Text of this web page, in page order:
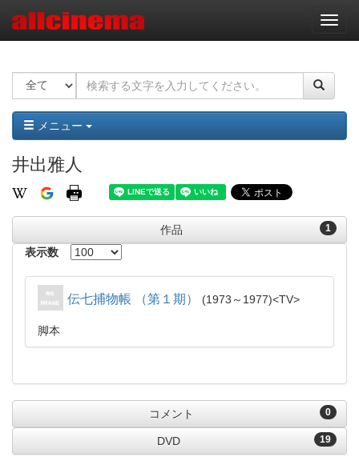
ナ
ビ
ー
ョ
ン
メニュー
井出雅人
1
作品
表示数
伝七捕物帳 （第１期） 1973～1977 TV
脚本
0
コメント
19
DVD